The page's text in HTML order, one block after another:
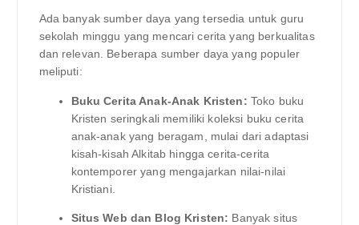
Ada banyak sumber daya yang tersedia untuk guru
sekolah minggu yang mencari cerita yang berkualitas
dan relevan. Beberapa sumber daya yang populer
meliputi:
Buku Cerita Anak-Anak Kristen: Toko buku
Kristen seringkali memiliki koleksi buku cerita
anak-anak yang beragam, mulai dari adaptasi
kisah-kisah Alkitab hingga cerita-cerita
kontemporer yang mengajarkan nilai-nilai
Kristiani.
Situs Web dan Blog Kristen: Banyak situs